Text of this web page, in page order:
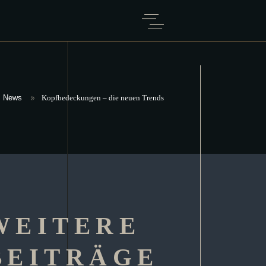
News Kopfbedeckungen – die neuen Trends